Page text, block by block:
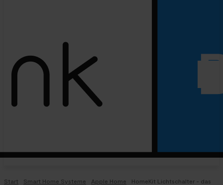
Start Smart Home Systeme Apple Home
HomeKit Lichtschalter - das